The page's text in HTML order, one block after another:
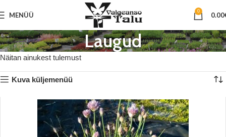
MENÜÜ 0 0.00
Laugud
Näitan ainukest tulemust
Kuva küljemenüü